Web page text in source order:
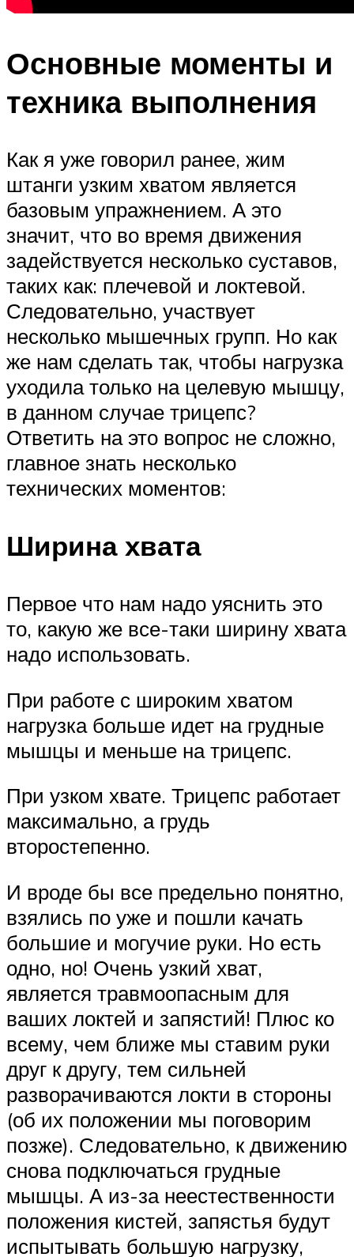
Основные моменты и
техника выполнения
Как я уже говорил ранее, жим
штанги узким хватом является
базовым упражнением. А это
значит, что во время движения
задействуется несколько суставов,
таких как: плечевой и локтевой.
Следовательно, участвует
несколько мышечных групп. Но как
же нам сделать так, чтобы нагрузка
уходила только на целевую мышцу,
в данном случае трицепс?
Ответить на это вопрос не сложно,
главное знать несколько
технических моментов:
Ширина хвата
Первое что нам надо уяснить это
то, какую же все-таки ширину хвата
надо использовать.
При работе с широким хватом
нагрузка больше идет на грудные
мышцы и меньше на трицепс.
При узком хвате. Трицепс работает
максимально, а грудь
второстепенно.
И вроде бы все предельно понятно,
взялись по уже и пошли качать
большие и могучие руки. Но есть
одно, но! Очень узкий хват,
является травмоопасным для
ваших локтей и запястий! Плюс ко
всему, чем ближе мы ставим руки
друг к другу, тем сильней
разворачиваются локти в стороны
(об их положении мы поговорим
позже). Следовательно, к движению
снова подключаться грудные
мышцы. А из-за неестественности
положения кистей, запястья будут
испытывать большую нагрузку,